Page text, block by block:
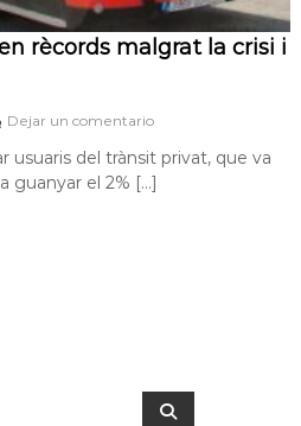
rècords malgrat la crisi i
Dejar un comentario
usuaris del trànsit privat, que va
guanyar el 2% […]